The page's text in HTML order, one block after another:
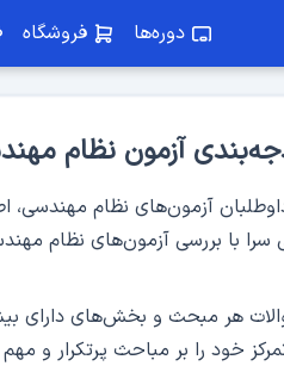
دوره‌ها فروشگاه
آزمون نظام
آزمون‌های نظام
هر مبحث و بخش‌های
خود را بر مباحث پرتکرار و
آزمون طراحی معماری
ماه طراحی معماری
آمادگی